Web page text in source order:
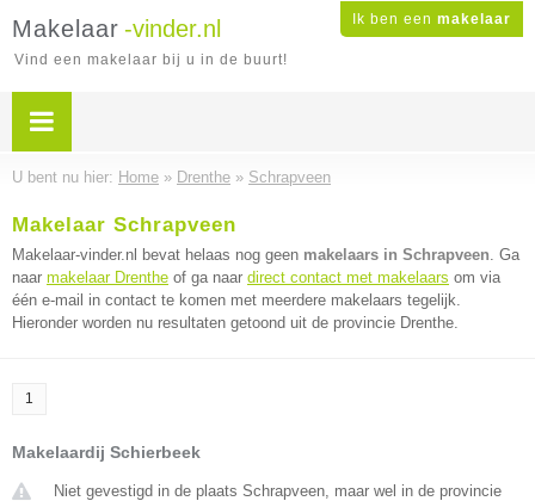
Ik ben een makelaar
Makelaar -vinder.nl
Vind een makelaar bij u in de buurt!
U bent nu hier: Home » Drenthe » Schrapveen
Makelaar Schrapveen
Makelaar-vinder.nl bevat helaas nog geen makelaars in Schrapveen. Ga
naar makelaar Drenthe of ga naar direct contact met makelaars om via
één e-mail in contact te komen met meerdere makelaars tegelijk.
Hieronder worden nu resultaten getoond uit de provincie Drenthe.
1
Makelaardij Schierbeek
Niet gevestigd in de plaats Schrapveen, maar wel in de provincie